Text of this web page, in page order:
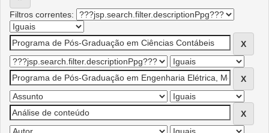
Filtros correntes: